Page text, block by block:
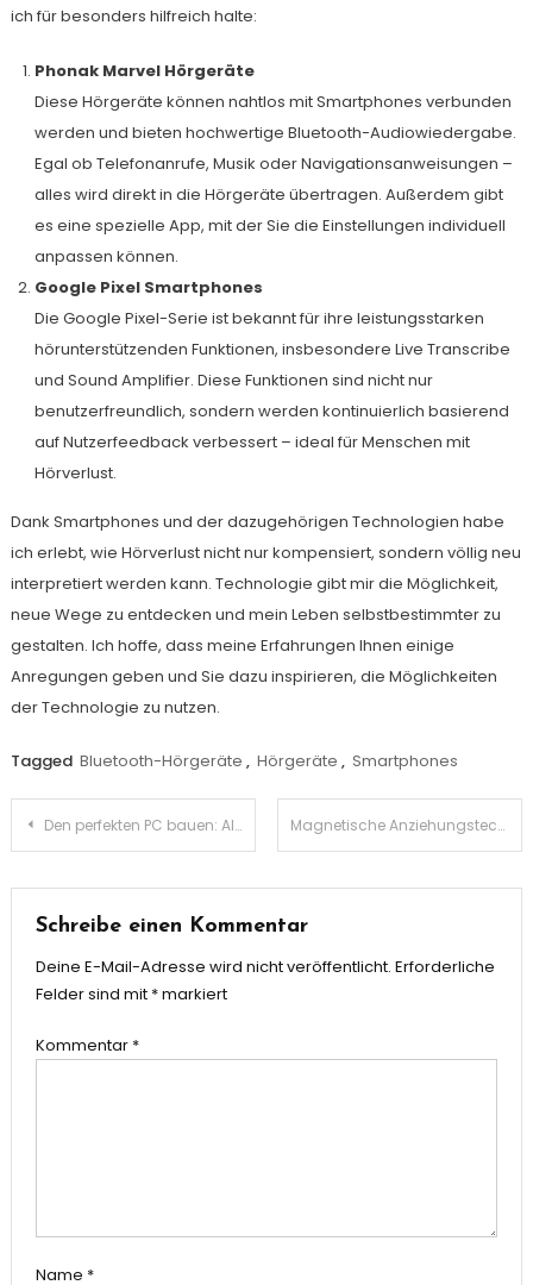
ich für besonders hilfreich halte:
Phonak Marvel Hörgeräte
Diese Hörgeräte können nahtlos mit Smartphones verbunden
werden und bieten hochwertige Bluetooth-Audiowiedergabe.
Egal ob Telefonanrufe, Musik oder Navigationsanweisungen –
alles wird direkt in die Hörgeräte übertragen. Außerdem gibt
es eine spezielle App, mit der Sie die Einstellungen individuell
anpassen können.
Google Pixel Smartphones
Die Google Pixel-Serie ist bekannt für ihre leistungsstarken
hörunterstützenden Funktionen, insbesondere Live Transcribe
und Sound Amplifier. Diese Funktionen sind nicht nur
benutzerfreundlich, sondern werden kontinuierlich basierend
auf Nutzerfeedback verbessert – ideal für Menschen mit
Hörverlust.
Dank Smartphones und der dazugehörigen Technologien habe
ich erlebt, wie Hörverlust nicht nur kompensiert, sondern völlig neu
interpretiert werden kann. Technologie gibt mir die Möglichkeit,
neue Wege zu entdecken und mein Leben selbstbestimmter zu
gestalten. Ich hoffe, dass meine Erfahrungen Ihnen einige
Anregungen geben und Sie dazu inspirieren, die Möglichkeiten
der Technologie zu nutzen.
Tagged Bluetooth-Hörgeräte , Hörgeräte , Smartphones
Beitragsnavigation
Den perfekten PC bauen: Alle wesentlichen Komponenten für Ihre Traum-Maschine Magnetische Anziehungstechnologie: Die perfekte Kombination aus Komfort und Innovation
Schreibe einen Kommentar
Deine E-Mail-Adresse wird nicht veröffentlicht. Erforderliche
Felder sind mit *markiert
Kommentar *
Name *